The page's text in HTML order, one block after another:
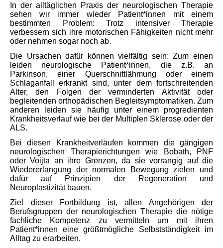
In der alltäglichen Praxis der neurologischen Therapie
sehen wir immer wieder Patient*innen mit einem
bestimmten Problem: Trotz intensiver Therapie
verbessern sich ihre motorischen Fähigkeiten nicht mehr
oder nehmen sogar noch ab.
Die Ursachen dafür können vielfältig sein: Zum einen
leiden neurologische Patient*innen, die z.B. an
Parkinson, einer Querschnittlähmung oder einem
Schlaganfall erkrankt sind, unter dem fortschreitenden
Alter, den Folgen der verminderten Aktivität oder
begleitenden orthopädischen Begleitsymptomatiken. Zum
anderen leiden sie häufig unter einem progredienten
Krankheitsverlauf wie bei der Multiplen Sklerose oder der
ALS.
Bei diesen Krankheitverläufen kommen die gängigen
neurologischen Therapierichtungen wie Bobath, PNF
oder Voijta an ihre Grenzen, da sie vorrangig auf die
Wiedererlangung der normalen Bewegung zielen und
dafür auf Prinzipien der Regeneration und
Neuroplastizität bauen.
Ziel dieser Fortbildung ist, allen Angehörigen der
Berufsgruppen der neurologischen Therapie die nötige
fachliche Kompetenz zu vermitteln um mit ihren
Patient*innen eine größtmögliche Selbstständigkeit im
Alltag zu erarbeiten.